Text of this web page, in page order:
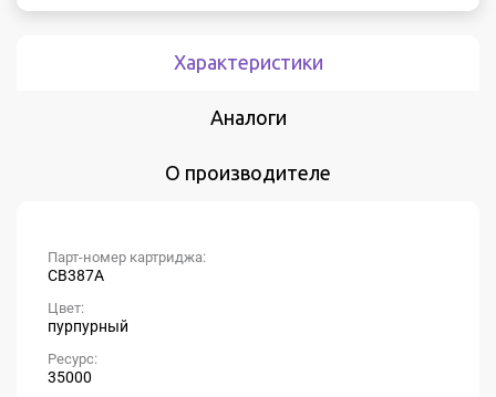
Характеристики
Аналоги
О производителе
Парт-номер картриджа:
CB387A
Цвет:
пурпурный
Ресурс:
35000